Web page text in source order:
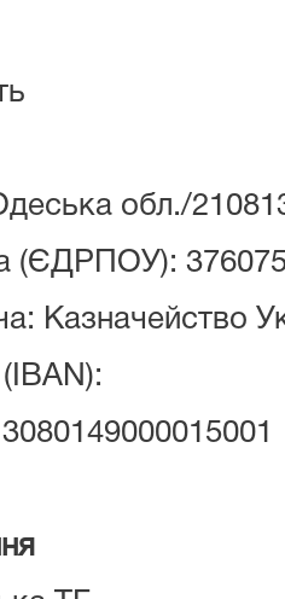
обл./
(ЄДРПОУ):
Казначейство